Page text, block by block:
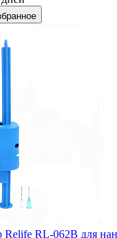
Relife RL-062B для